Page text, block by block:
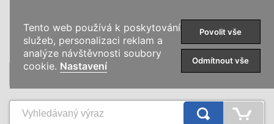
KATEGORIE
Tento web používá k poskytování
služeb, personalizaci reklam a
analýze návštěvnosti soubory
cookie. Nastavení
Povolit vše
Odmítnout vše